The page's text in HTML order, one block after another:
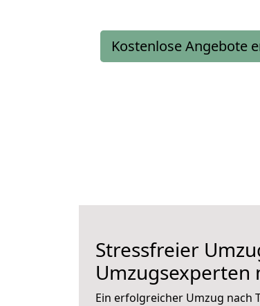
Kostenlose Angebote
Stressfreier
Umzugsexperten
Ein erfolgreicher Umzug nach